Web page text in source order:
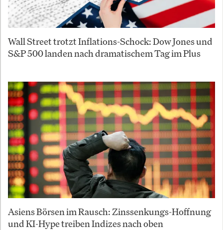
Wall Street trotzt Inflations-Schock: Dow Jones und
S&P 500 landen nach dramatischem Tag im Plus
Asiens Börsen im Rausch: Zinssenkungs-Hoffnung
und KI-Hype treiben Indizes nach oben